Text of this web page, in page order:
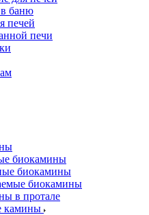
баню
печей
печи
биокамины
биокамины
биокамины
в протале
камины